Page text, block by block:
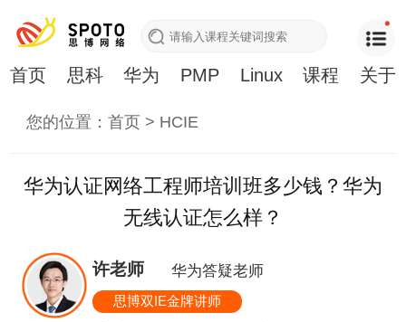
首页 思科 华为 PMP Linux 课程 关于
您的位置：首页 > HCIE
华为认证网络工程师培训班多少钱？华为
无线认证怎么样？
许老师 华为答疑老师
思博双IE金牌讲师